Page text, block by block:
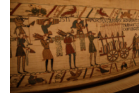
projet
la
Tapisserie
de
Bayeux
:
Rejet
de